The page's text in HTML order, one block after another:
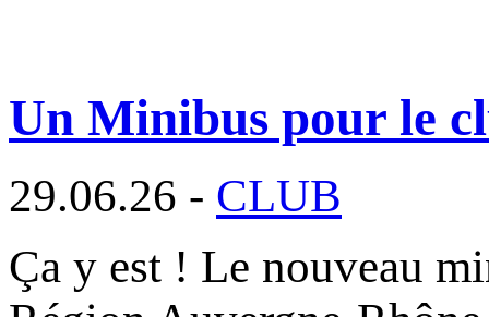
Un Minibus pour le
29.06.26 - CLUB
Ça y est ! Le nouveau